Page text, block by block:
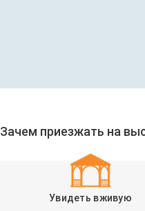
Зачем приезжать на
Увидеть вживую